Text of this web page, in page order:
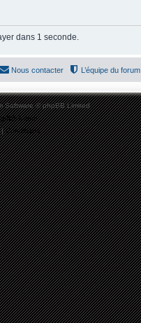
dans 1 seconde.
L’équipe du forum
Nous contacter
Software © phpBB Limited
fr.com
|Conditions